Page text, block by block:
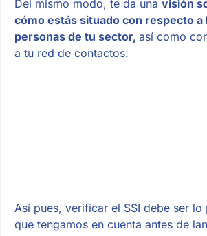
Del mismo modo, te da una visión
cómo estás situado con respecto a
personas de tu sector, así como
a tu red de contactos.
Así pues, verificar el SSI debe ser lo
que tengamos en cuenta antes de